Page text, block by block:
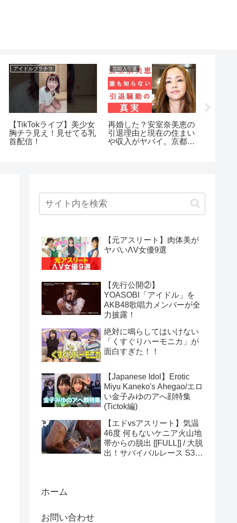
アイドルブラチラ
【TikTokライブ】美少女
胸チラ見え！見せてる乳
首配信！
芸能人引退
再婚した？安室奈美恵の
引退理由と現在の住まい
や収入がヤバイ。京都の
【元アスリート】肉体美が
ヤバいΛV女優9選
【先行公開②】
YOASOBI「アイドル」を
AKB48歌唱力メンバーが全
力披露！
絶対に鳴らしてはいけない
「くすぐりハーモニカ」が
面白すぎた！！
【Japanese Idol】Erotic
Miyu Kaneko's Ahegao/エロ
い金子みゆのアへ顔特集
(Tictok編)
【エドvsアスリート】気温
46度 何もないケニア火山地
帯からの脱出 [[FULL]] / 大脱
出！サバイバルレース S3
ホーム
お問い合わせ